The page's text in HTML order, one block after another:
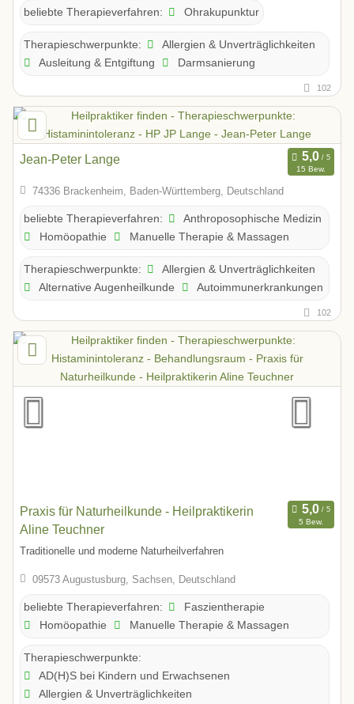
beliebte Therapieverfahren: Ohrakupunktur
Therapieschwerpunkte:
Allergien & Unverträglichkeiten
Ausleitung & Entgiftung
Darmsanierung
102
Jean-Peter Lange
15 Bew.
74336 Brackenheim, Baden-Württemberg, Deutschland
beliebte Therapieverfahren:
Anthroposophische Medizin
Homöopathie
Manuelle Therapie & Massagen
Therapieschwerpunkte:
Allergien & Unverträglichkeiten
Alternative Augenheilkunde
Autoimmunerkrankungen
102
Praxis für Naturheilkunde - Heilpraktikerin
Aline Teuchner
5 Bew.
Traditionelle und moderne Naturheilverfahren
09573 Augustusburg, Sachsen, Deutschland
beliebte Therapieverfahren:
Faszientherapie
Homöopathie
Manuelle Therapie & Massagen
Therapieschwerpunkte:
AD(H)S bei Kindern und Erwachsenen
Allergien & Unverträglichkeiten